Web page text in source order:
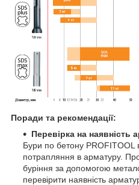
Поради та рекомендації:
Перевірка на наявність
Бури по бетону PROFITOOL
потрапляння в арматуру.
буріння за допомогою
перевірити наявність